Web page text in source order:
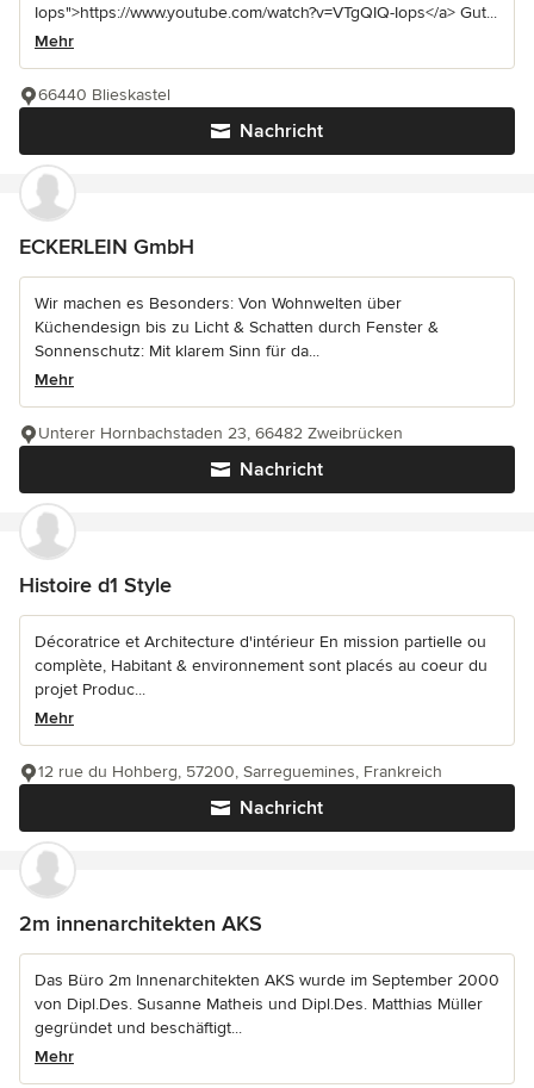
Iops">https://www.youtube.com/watch?v=VTgQIQ-Iops</a> Gut...
Mehr
Nachricht
66440 Blieskastel
ECKERLEIN GmbH
Wir machen es Besonders: Von Wohnwelten über
Küchendesign bis zu Licht & Schatten durch Fenster &
Sonnenschutz: Mit klarem Sinn für da...
Mehr
Nachricht
Unterer Hornbachstaden 23, 66482 Zweibrücken
Histoire d1 Style
Décoratrice et Architecture d'intérieur En mission partielle ou
complète, Habitant & environnement sont placés au coeur du
projet Produc...
Mehr
Nachricht
12 rue du Hohberg, 57200, Sarreguemines, Frankreich
2m innenarchitekten AKS
Das Büro 2m Innenarchitekten AKS wurde im September 2000
von Dipl.Des. Susanne Matheis und Dipl.Des. Matthias Müller
gegründet und beschäftigt...
Mehr